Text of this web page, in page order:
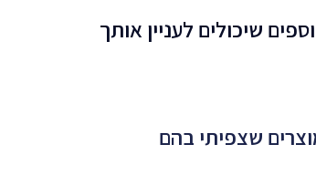
שיכולים לעניין אותך
שצפיתי בהם